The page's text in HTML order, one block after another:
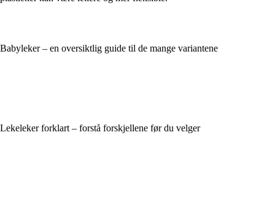
Babyleker – en oversiktlig guide til de mange variantene
Lekeleker forklart – forstå forskjellene før du velger